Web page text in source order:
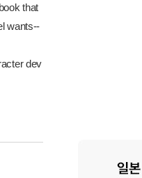
that
wants--
dev